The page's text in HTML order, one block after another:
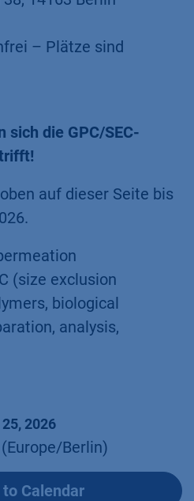
– Plätze sind
sich die GPC/SEC-
auf dieser Seite bis
(size exclusion
biological
analysis,
2026
(Europe/Berlin)
Calendar